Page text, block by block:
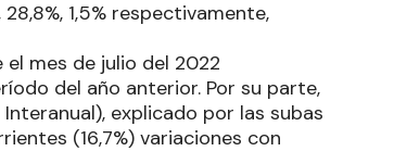
1,5% respectivamente,
mes de julio del 2022
del año anterior. Por su parte,
explicado por las subas
(16,7%) variaciones con